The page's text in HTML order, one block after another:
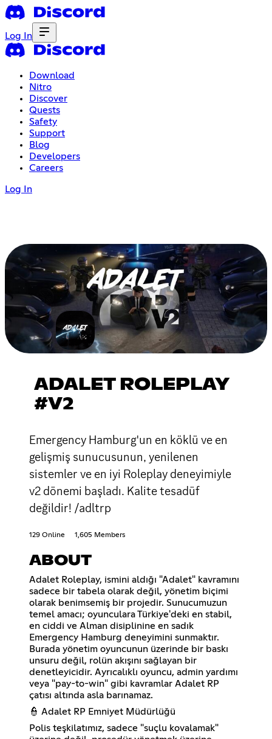
Log In
Download
Nitro
Discover
Quests
Safety
Support
Blog
Developers
Careers
Log In
ADALET ROLEPLAY
#V2
Emergency Hamburg'un en köklü ve en
gelişmiş sunucusunun, yenilenen
sistemler ve en iyi Roleplay deneyimiyle
v2 dönemi başladı. Kalite tesadüf
değildir! /adltrp
129 Online 1,605 Members
ABOUT
Adalet Roleplay, ismini aldığı "Adalet" kavramını
sadece bir tabela olarak değil, yönetim biçimi
olarak benimsemiş bir projedir. Sunucumuzun
temel amacı; oyunculara Türkiye'deki en stabil,
en ciddi ve Alman disiplinine en sadık
Emergency Hamburg deneyimini sunmaktır.
Burada yönetim oyuncunun üzerinde bir baskı
unsuru değil, rolün akışını sağlayan bir
denetleyicidir. Ayrıcalıklı oyuncu, admin yardımı
veya "pay-to-win" gibi kavramlar Adalet RP
çatısı altında asla barınamaz.
👮 Adalet RP Emniyet Müdürlüğü
Polis teşkilatımız, sadece "suçlu kovalamak"